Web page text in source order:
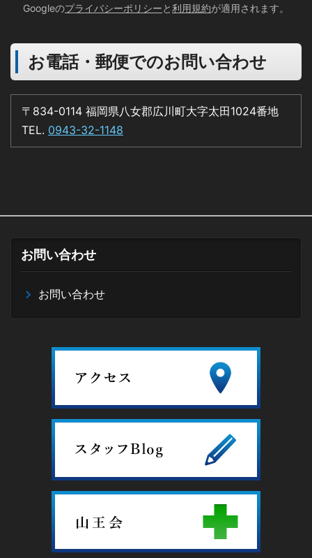
Googleのプライバシーポリシーと利用規約が適用されます。
お電話・郵便でのお問い合わせ
〒834-0114 福岡県八女郡広川町大字太田1024番地
TEL. 0943-32-1148
お問い合わせ
お問い合わせ